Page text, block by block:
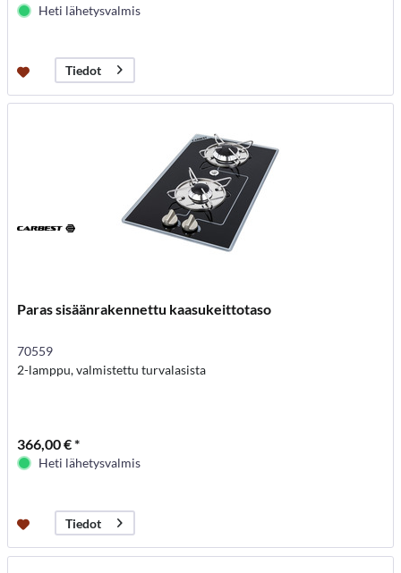
Heti lähetysvalmis
Tiedot
Paras sisäänrakennettu kaasukeittotaso
70559
2-lamppu, valmistettu turvalasista
366,00 € *
Heti lähetysvalmis
Tiedot